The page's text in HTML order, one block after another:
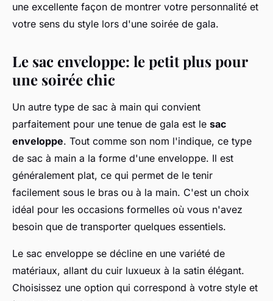
une excellente façon de montrer votre personnalité et
votre sens du style lors d'une soirée de gala.
Le sac enveloppe: le petit plus pour
une soirée chic
Un autre type de sac à main qui convient
parfaitement pour une tenue de gala est le sac
enveloppe. Tout comme son nom l'indique, ce type
de sac à main a la forme d'une enveloppe. Il est
généralement plat, ce qui permet de le tenir
facilement sous le bras ou à la main. C'est un choix
idéal pour les occasions formelles où vous n'avez
besoin que de transporter quelques essentiels.
Le sac enveloppe se décline en une variété de
matériaux, allant du cuir luxueux à la satin élégant.
Choisissez une option qui correspond à votre style et